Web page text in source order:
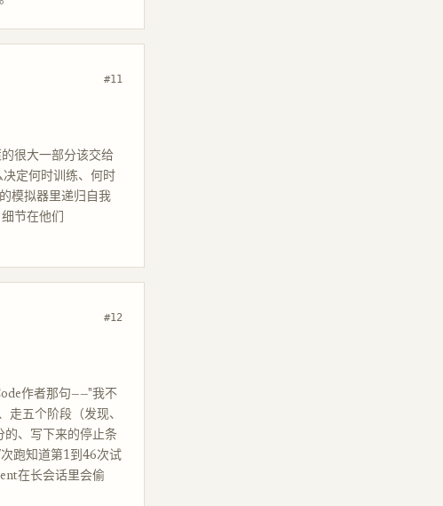
#11
很大一部分该交给
定何时训练、何时
模拟器里递归自我
节在他们
#12
作者那句——"我不
五个阶段（发现、
的、写下来的停止条
跑知道第1到46次试
在长会话里会偷